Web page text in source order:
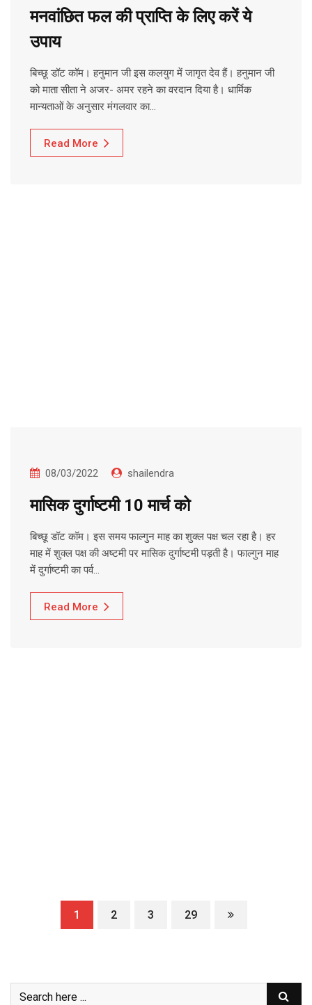
मनवांछित फल की प्राप्ति के लिए करें ये
उपाय
बिच्छू डॉट कॉम। हनुमान जी इस कलयुग में जागृत देव हैं। हनुमान जी
को माता सीता ने अजर- अमर रहने का वरदान दिया है। धार्मिक
मान्यताओं के अनुसार मंगलवार का…
Read More
08/03/2022 shailendra
मासिक दुर्गाष्टमी 10 मार्च को
बिच्छू डॉट कॉम। इस समय फाल्गुन माह का शुक्ल पक्ष चल रहा है। हर
माह में शुक्ल पक्ष की अष्टमी पर मासिक दुर्गाष्टमी पड़ती है। फाल्गुन माह
में दुर्गाष्टमी का पर्व…
Read More
1 2 3 29